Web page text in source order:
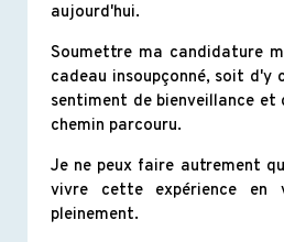
aujourd'hui.
Soumettre ma candidature
cadeau insoupçonné, soit d'y
sentiment de bienveillance
chemin parcouru.
Je ne peux faire autrement
vivre cette expérience en
pleinement.